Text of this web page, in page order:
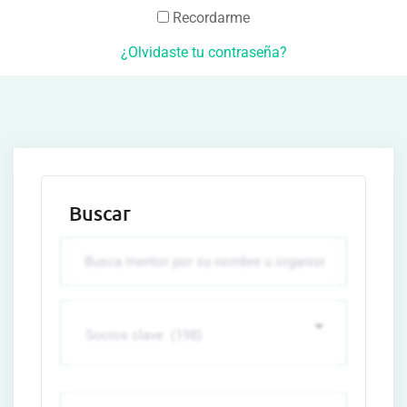
Recordarme
¿Olvidaste tu contraseña?
Buscar